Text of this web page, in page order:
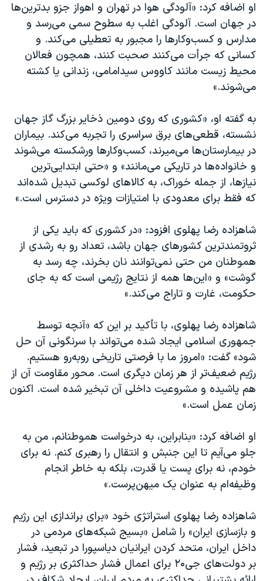
او اضافه کرد: «آلودگی هوا در تهران و اهواز جزو بدترین‌ها
در جهان است. آلودگی اغلب به سطوح سمی می‌رسد و
مدارس و کسب‌وکارها را مجبور به تعطیلی می‌کند. و
کسانی که جرأت می‌کنند صحبت کنند، همچون فعالان
محیط زیست مانند کاووس سیدامامی، زندانی یا کشته
می‌شوند.»
به گفته او، «کشوری که روی دومین ذخایر بزرگ گاز جهان
نشسته، قطعی‌های برق سراسری را تجربه می‌کند. بیماران
در بیمارستان‌ها می‌میرند، کسب‌وکارها ورشکسته می‌شوند
و خانواده‌ها در تاریکی می‌مانند» و «حتی ابتدایی‌ترین
نیازها، از جمله خوراک، به کالاهای لوکسی تبدیل شده‌اند
که فقط برای معدودی با امتیازات ویژه در دسترس است.»
شاهزاده رضا پهلوی افزود: «در کشوری که باید یکی از
ثروتمندترین کشورهای جهان باشد، تعداد رو به رشدی از
هموطنان من حتی نمی‌توانند نان بخرند، چه رسد به
گوشت» و «این‌ها همه از نتایج رژیمی است که به جای
حکومت، غارت و تاراج می‌کند.»
شاهزاده رضا پهلوی، با تأکید بر این که «آنچه توسط
جمهوری اسلامی ایجاد شده می‌تواند با سرنگونی آن حل
شود» گفت: «امروز ما با فرصتی تاریخی روبه‌رو هستیم.
رژیم ضعیف‌تر از هر زمان دیگری است. محور مقاومت آن از
هم پاشیده و مشروعیت داخلی آن تبخیر شده است. اکنون
زمان عمل است.»
او اضافه کرد: «بنابراین، به درخواست هموطنانم، من به
جلو می‌آیم تا این جنبش و انتقال را رهبری کنم. نه برای
خودم، نه برای پست یا قدرت، بلکه به خاطر انجام
وظیفه‌ام به عنوان یک میهن‌پرست.»
شاهزاده رضا پهلوی استراتژی خود «برای براندازی این رژیم
و بازسازی ایران» را شامل «بسیج شبکه‌های مردمی در
داخل ایران، متحد کردن ایرانیان دیاسپورا در تبعید، فشار
بر دولت‌های جی۲۰ برای اعمال فشار حداکثری بر رژیم و